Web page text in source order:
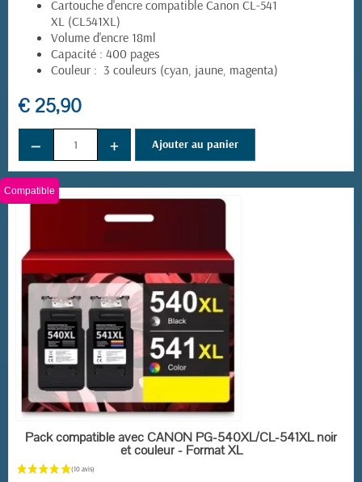
Cartouche d'encre compatible Canon CL-541
XL (CL541XL)
Volume d'encre 18ml
Capacité : 400 pages
Couleur : 3 couleurs (cyan, jaune, magenta)
€ 25,90
− + Ajouter au panier
EN STOCK
Compatible
Pack compatible avec CANON PG-540XL/CL-541XL noir
et couleur - Format XL